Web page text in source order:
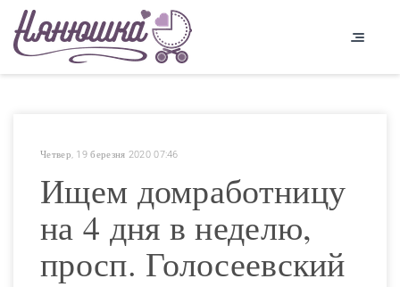
Четвер, 19 березня 2020 07:46
Ищем домработницу
на 4 дня в неделю,
просп. Голосеевский